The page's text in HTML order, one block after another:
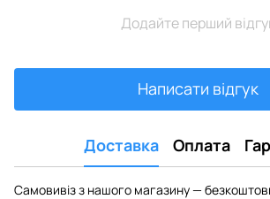
Додайте перший
Написати відгук
Доставка Оплата
Самовивіз з нашого магазину —